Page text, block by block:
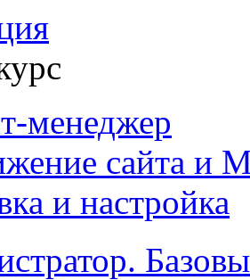
менеджер
сайта и
и настройка